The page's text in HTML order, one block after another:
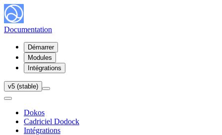
Documentation
Démarrer
Modules
Intégrations
v5 (stable)
Dokos
Cadriciel Dodock
Intégrations